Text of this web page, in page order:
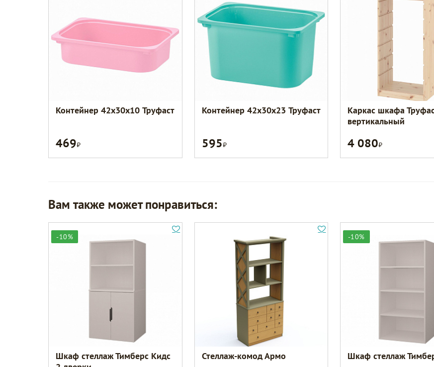
Контейнер 42x30x10 Труфаст
469Р
Контейнер 42x30x23 Труфаст
595Р
Каркас шкафа
вертикальный
4 080Р
Вам также может понравиться:
-10%
Шкаф стеллаж Тимберс Кидс
Стеллаж-комод Армо
-10%
Шкаф стеллаж